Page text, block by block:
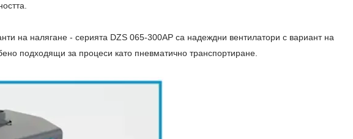
на налягане - серията DZS 065-300AP са надеждни вентилатори с вариант на
подходящи за процеси като пневматично транспортиране.